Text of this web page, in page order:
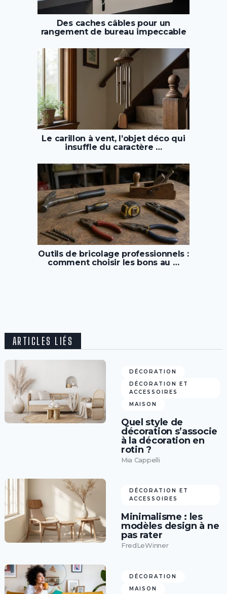
Des caches câbles pour un
rangement de bureau impeccable
Le carillon à vent, l’objet déco qui
insuffle du caractère …
Outils de bricolage professionnels :
comment choisir les bons au …
ARTICLES LIÉS
DÉCORATION
DÉCORATION ET
ACCESSOIRES
MAISON
Quel style de
décoration s’associe
à la décoration en
rotin ?
Mia Cappelli
DÉCORATION ET
ACCESSOIRES
Minimalisme : les
modèles design à ne
pas rater
FredLeWinner
DÉCORATION
MAISON